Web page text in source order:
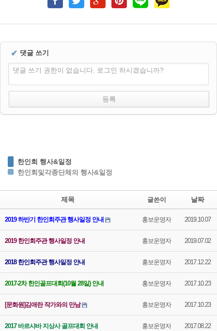
✔ 댓글 쓰기
댓글 쓰기 권한이 없습니다. 로그인 하시겠습니까?
한인회 행사&일정
한인회및각종단체의 행사&일정
제목 글쓴이 날짜
2019 하반기 한인회주관 행사일정 안내 홍보운영자 2019.10.07
2019 한인회주관 행사일정 안내 홍보운영자 2019.07.02
2018 한인회주관 행사일정 안내 홍보운영자 2017.12.22
2017-2차 한인골프대회(10월 28일) 안내 홍보운영자 2017.10.23
[문화원]김애란 작가와의 만남 홍보운영자 2017.10.23
2017 바르샤바 지상사 골프대회 안내 홍보운영자 2017.08.22